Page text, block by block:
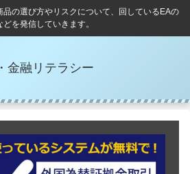
品の選び方やリスクについて、回しているEAの
どを発信していきます。
金融リテラシー